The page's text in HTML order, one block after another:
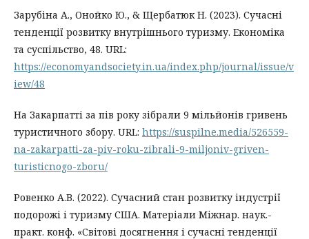
Зарубіна А., Онойко Ю., & Щербатюк Н. (2023). Сучасні
тенденції розвитку внутрішнього туризму. Економіка
та суспільство, 48. URL:
https://economyandsociety.in.ua/index.php/journal/issue/v
iew/48
На Закарпатті за пів року зібрали 9 мільйонів гривень
туристичного збору. URL: https://suspilne.media/526559-
na-zakarpatti-za-piv-roku-zibrali-9-miljoniv-griven-
turisticnogo-zboru/
Ровенко А.В. (2022). Сучасний стан розвитку індустрії
подорожі і туризму США. Матеріали Міжнар. наук.-
практ. конф. «Світові досягнення і сучасні тенденції